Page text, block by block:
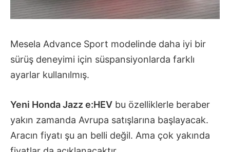
Mesela Advance Sport modelinde daha iyi bir
sürüş deneyimi için süspansiyonlarda farklı
ayarlar kullanılmış.
Yeni Honda Jazz e:HEV bu özelliklerle beraber
yakın zamanda Avrupa satışlarına başlayacak.
Aracın fiyatı şu an belli değil. Ama çok yakında